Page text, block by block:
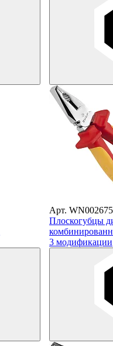
Арт.
Плоскогубцы
3 модификации